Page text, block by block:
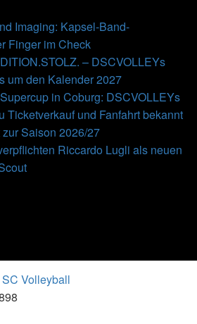
Imaging: Kapsel-Band-
Finger im Check
– DSCVOLLEYs
um den Kalender 2027
in Coburg: DSCVOLLEYs
Ticketverkauf und Fanfahrt bekannt
Saison 2026/27
Riccardo Lugli als neuen